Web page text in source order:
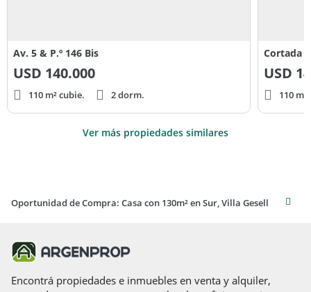
Av. 5 & P.º 146 Bis
USD 140.000
110 m² cubie. 2 dorm.
Cortada
USD
110
Ver más propiedades similares
Oportunidad de Compra: Casa con 130m² en Sur, Villa Gesell
Encontrá propiedades e inmuebles en venta y alquiler,